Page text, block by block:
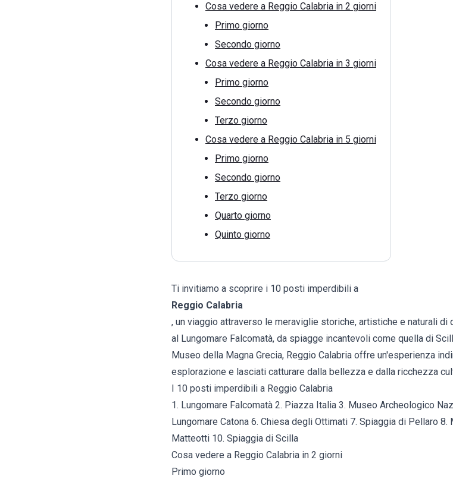
Cosa vedere a Reggio Calabria in 2 giorni
Primo giorno
Secondo giorno
Cosa vedere a Reggio Calabria in 3 giorni
Primo giorno
Secondo giorno
Terzo giorno
Cosa vedere a Reggio Calabria in 5 giorni
Primo giorno
Secondo giorno
Terzo giorno
Quarto giorno
Quinto giorno
Ti invitiamo a scoprire i 10 posti imperdibili a
Reggio Calabria
, un viaggio attraverso le meraviglie storiche, artistiche e naturali
al Lungomare Falcomatà, da spiagge incantevoli come quella di
Museo della Magna Grecia, Reggio Calabria offre un'esperienza
esplorazione e lasciati catturare dalla bellezza e dalla ricchezza
I 10 posti imperdibili a Reggio Calabria
1. Lungomare Falcomatà 2. Piazza Italia 3. Museo Archeologico
Lungomare Catona 6. Chiesa degli Ottimati 7. Spiaggia di Pellaro
Matteotti 10. Spiaggia di Scilla
Cosa vedere a Reggio Calabria in 2 giorni
Primo giorno